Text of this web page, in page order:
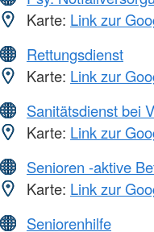
Karte: Link zur
Rettungsdienst
Karte: Link zur
Sanitätsdienst bei
Karte: Link zur
Senioren -aktive
Karte: Link zur
Seniorenhilfe